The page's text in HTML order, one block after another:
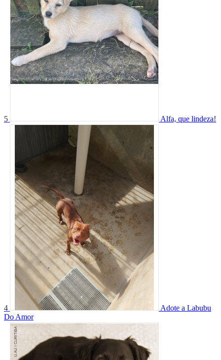
5 Alfa, que lindeza!
4
Adote a Labubu
Do Amor